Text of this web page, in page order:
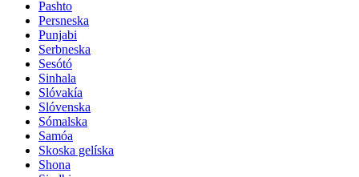
Pashto
Persneska
Punjabi
Serbneska
Sesótó
Sinhala
Slóvakía
Slóvenska
Sómalska
Samóa
Skoska gelíska
Shona